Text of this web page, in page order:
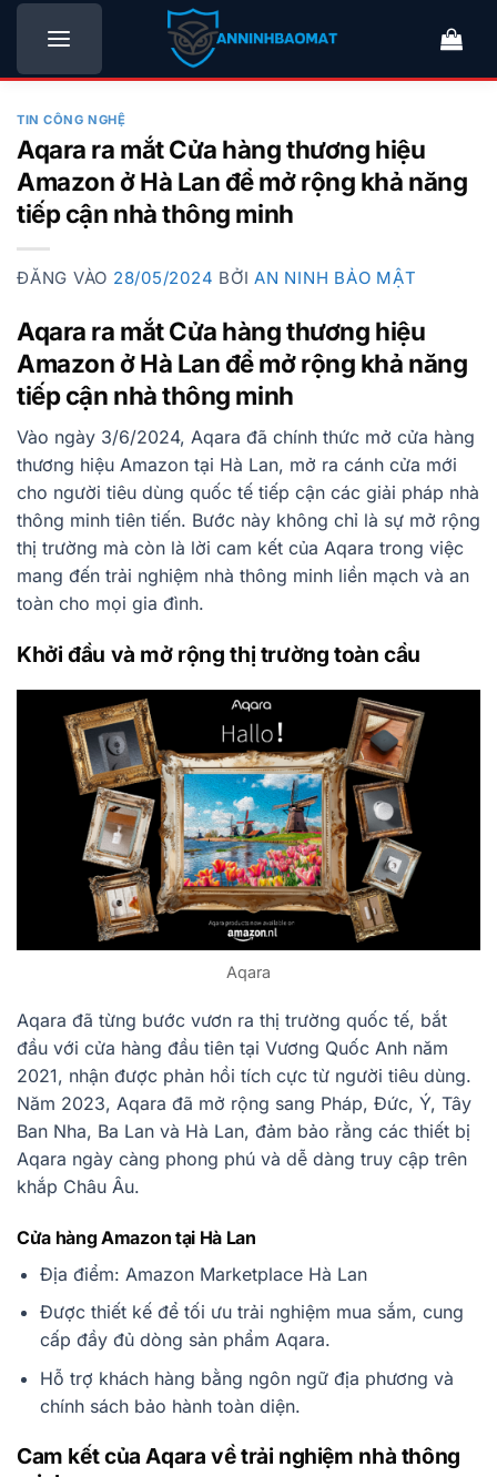
Bỏ
nội
TIN CÔNG NGHỆ
Aqara ra mắt Cửa hàng thương hiệu
Amazon ở Hà Lan để mở rộng khả năng
tiếp cận nhà thông minh
ĐĂNG VÀO 28/05/2024 BỞI AN NINH BẢO MẬT
Aqara ra mắt Cửa hàng thương hiệu
Amazon ở Hà Lan để mở rộng khả năng
tiếp cận nhà thông minh
Vào ngày 3/6/2024, Aqara đã chính thức mở cửa hàng
thương hiệu Amazon tại Hà Lan, mở ra cánh cửa mới
cho người tiêu dùng quốc tế tiếp cận các giải pháp nhà
thông minh tiên tiến. Bước này không chỉ là sự mở rộng
thị trường mà còn là lời cam kết của Aqara trong việc
mang đến trải nghiệm nhà thông minh liền mạch và an
toàn cho mọi gia đình.
Khởi đầu và mở rộng thị trường toàn cầu
Aqara
Aqara đã từng bước vươn ra thị trường quốc tế, bắt
đầu với cửa hàng đầu tiên tại Vương Quốc Anh năm
2021, nhận được phản hồi tích cực từ người tiêu dùng.
Năm 2023, Aqara đã mở rộng sang Pháp, Đức, Ý, Tây
Ban Nha, Ba Lan và Hà Lan, đảm bảo rằng các thiết bị
Aqara ngày càng phong phú và dễ dàng truy cập trên
khắp Châu Âu.
Cửa hàng Amazon tại Hà Lan
Địa điểm: Amazon Marketplace Hà Lan
Được thiết kế để tối ưu trải nghiệm mua sắm, cung
cấp đầy đủ dòng sản phẩm Aqara.
Hỗ trợ khách hàng bằng ngôn ngữ địa phương và
chính sách bảo hành toàn diện.
Cam kết của Aqara về trải nghiệm nhà thông